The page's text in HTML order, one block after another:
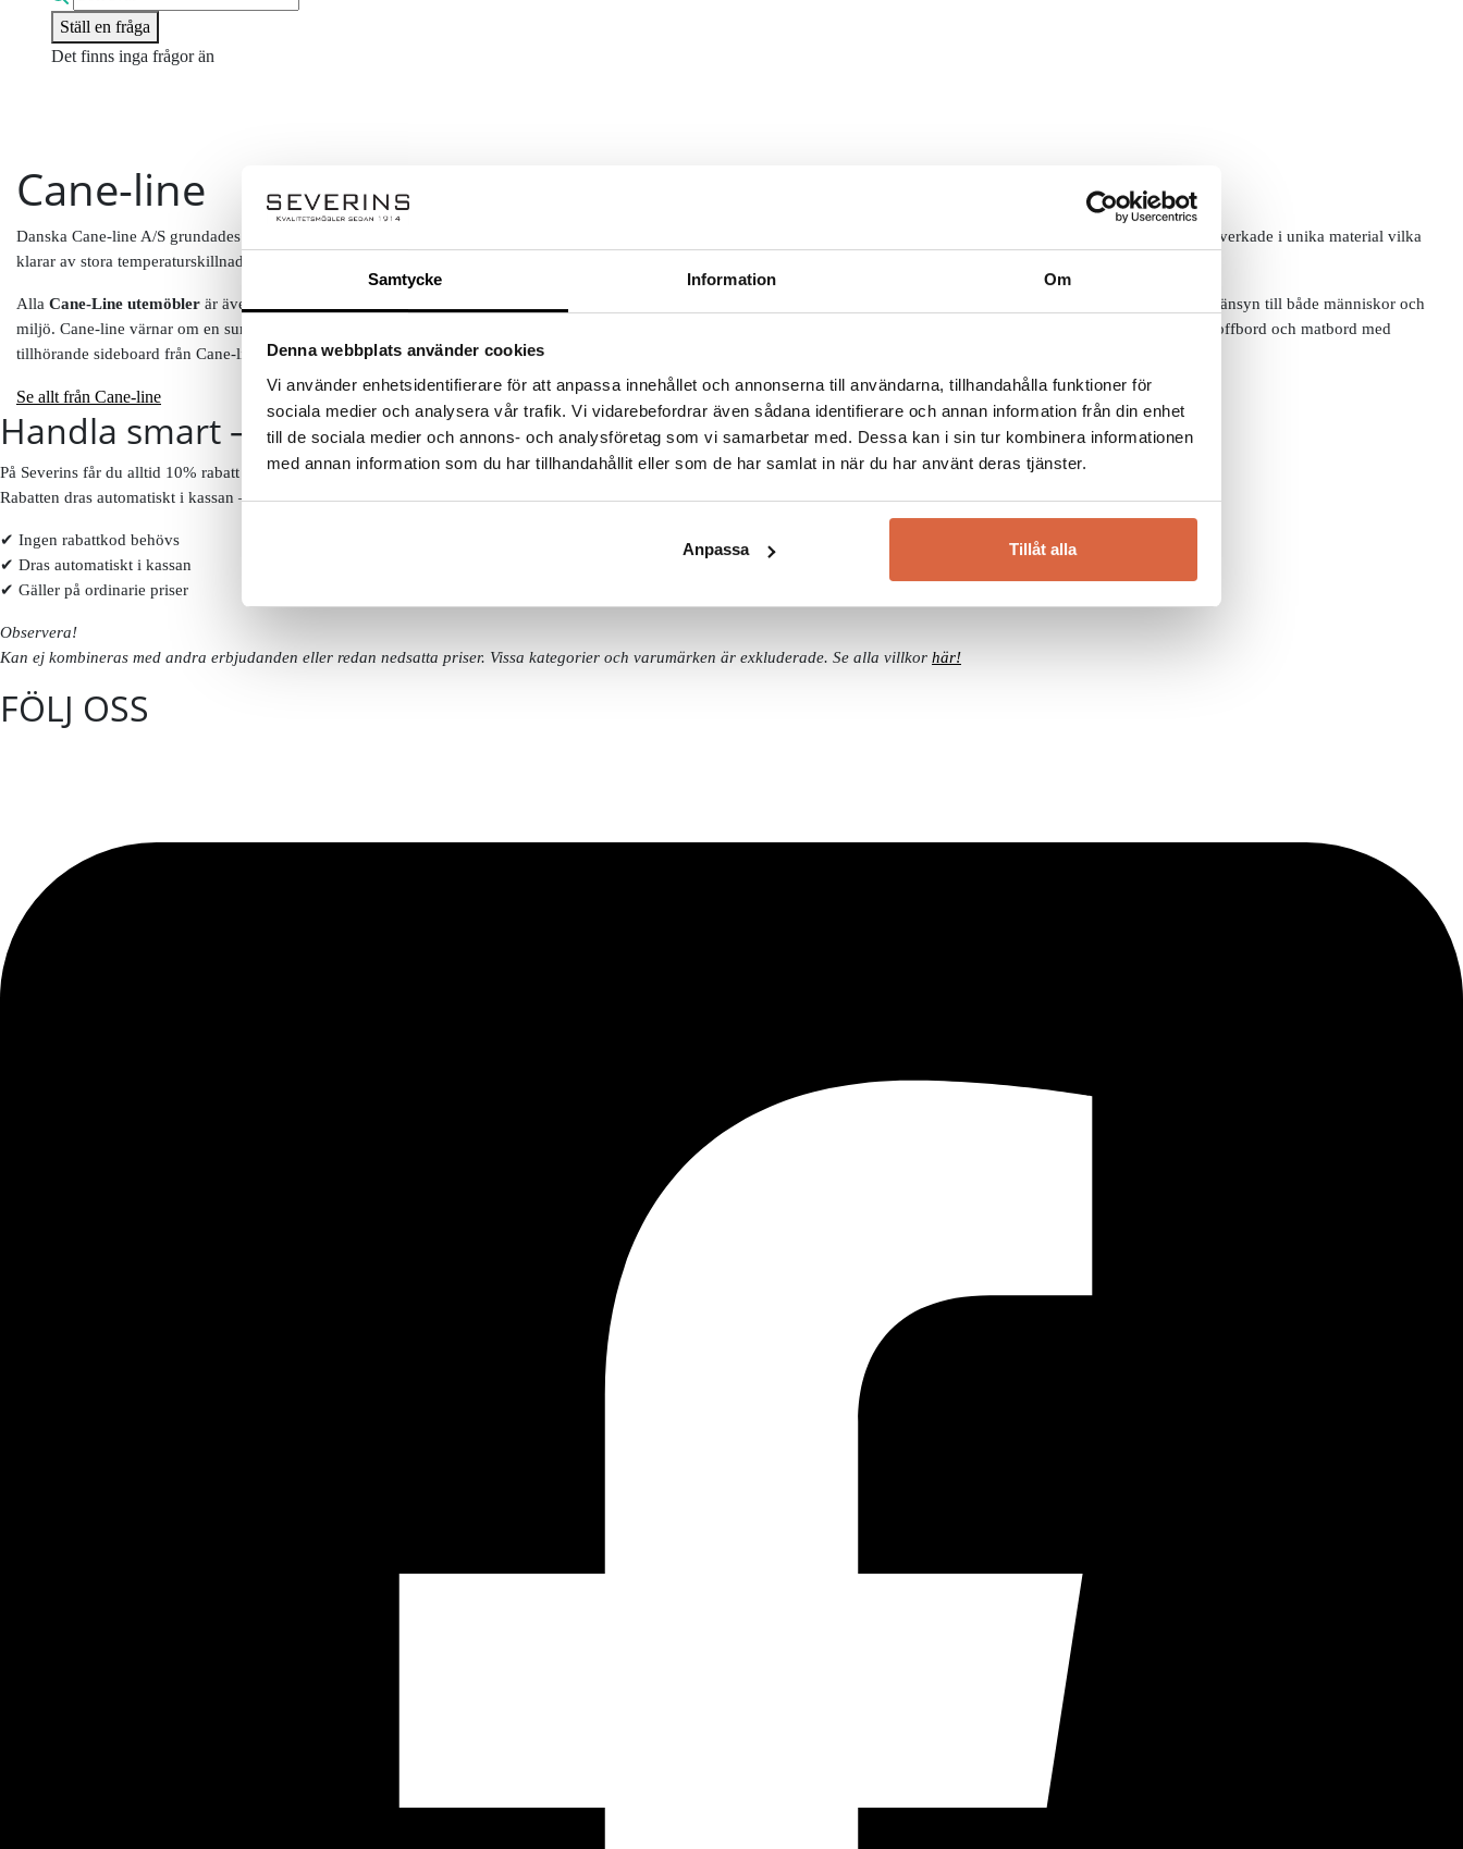
Samtycke Information Om
Denna webbplats använder cookies
Vi använder enhetsidentifierare för att anpassa innehållet och annonserna till användarna, tillhandahålla funktioner för
sociala medier och analysera vår trafik. Vi vidarebefordrar även sådana identifierare och annan information från din enhet
till de sociala medier och annons- och analysföretag som vi samarbetar med. Dessa kan i sin tur kombinera informationen
med annan information som du har tillhandahållit eller som de har samlat in när du har använt deras tjänster.
Anpassa Tillåt alla
Ställ en fråga
Det finns inga frågor än
Cane-line
Danska Cane-line A/S grundades år 1986 i Odense, och är idag en av de ledande leverantörerna av underhållsfria utemöbler med hög kvalitet. Alla modeller från Cane-line är tillverkade i unika material vilka
klarar av stora temperaturskillnader och förändringar i årstider.
Alla Cane-Line utemöbler är även
. Cane-line ser det som sitt uppdrag att utveckla hållbara och starka möbler med hänsyn till både människor och
miljö. Cane-line värnar om en sund miljöpolitik och strävar ständigt efter en förbättring av arbetsvillkoren i de länder där de är verksamma. Bekväma stolar, soffor och fåtöljer, soffbord och matbord med
tillhörande sideboard från Cane-line har gjort det möjligt att ta uteplatsen till en helt ny nivå.
Se allt från Cane-line
Handla smart – få 10% rabatt direkt
På Severins får du alltid 10% rabatt på ordinarie priser som ny kund.
Rabatten dras automatiskt i kassan – inga koder behövs.
✔ Ingen rabattkod behövs
✔ Dras automatiskt i kassan
✔ Gäller på ordinarie priser
Observera!
Kan ej kombineras med andra erbjudanden eller redan nedsatta priser. Vissa kategorier och varumärken är exkluderade. Se alla villkor här!
FÖLJ OSS